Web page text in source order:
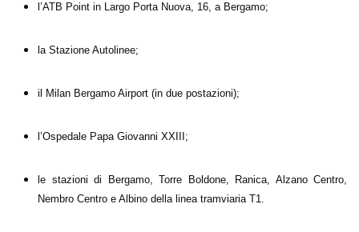
l’ATB Point in Largo Porta Nuova, 16, a Bergamo;
la Stazione Autolinee;
il Milan Bergamo Airport (in due postazioni);
l’Ospedale Papa Giovanni XXIII;
le stazioni di Bergamo, Torre Boldone, Ranica, Alzano Centro,
Nembro Centro e Albino della linea tramviaria T1.